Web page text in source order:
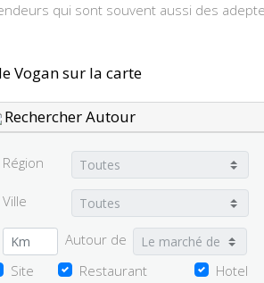
qui sont souvent aussi des
Vogan sur la carte
Rechercher Autour
Région
Ville
Autour de
Site
Restaurant Hotel